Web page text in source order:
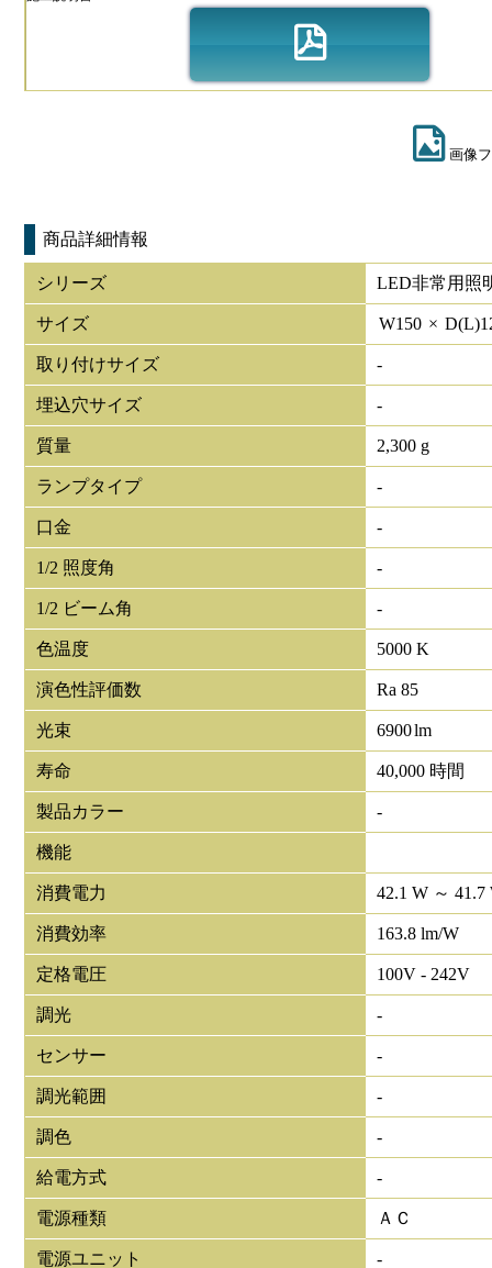
画像
商品詳細情報
シリーズ LED非常用照
サイズ W150 × D(L)
取り付けサイズ -
埋込穴サイズ -
質量 2,300 g
ランプタイプ -
口金 -
1/2 照度角 -
1/2 ビーム角 -
色温度 5000 K
演色性評価数 Ra 85
光束 6900lm
寿命 40,000 時間
製品カラー -
機能
消費電力 42.1 W ～ 41.7
消費効率 163.8 lm/W
定格電圧 100V - 242V
調光 -
センサー -
調光範囲 -
調色 -
給電方式 -
電源種類 ＡＣ
電源ユニット -